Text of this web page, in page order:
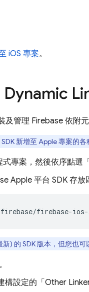
iOS 專案。
Dynamic
管理 Firebase 依附元
新增至 Apple 專案的各
專案，然後依序點選
Apple 平台 SDK 存放
firebase-
) 的 SDK 版本，但您也可
構設定的「Other Linker